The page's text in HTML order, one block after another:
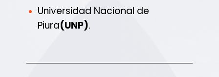
Universidad Nacional de
Piura(UNP).